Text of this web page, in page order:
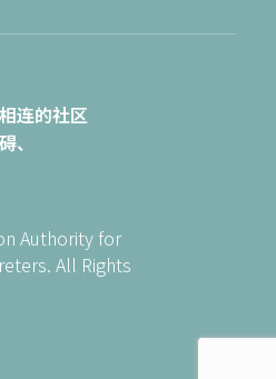
连的社区
、
Authority for
All Rights